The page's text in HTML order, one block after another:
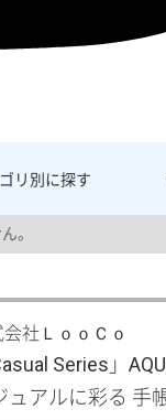
リ別に探す
。
社ＬｏｏＣｏ
Series」
ュアルに彩る 手